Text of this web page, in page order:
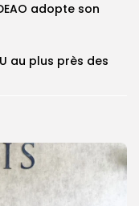
adopte son
au plus près des